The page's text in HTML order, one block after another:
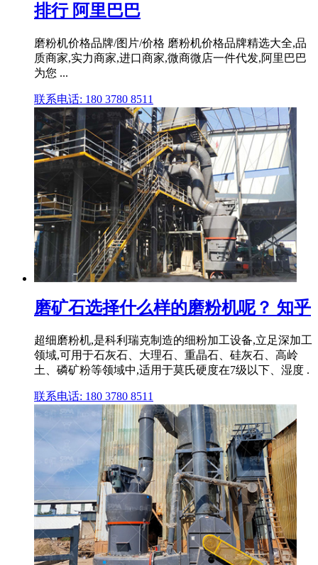
排行 阿里巴巴
磨粉机价格品牌/图片/价格 磨粉机价格品牌精选大全,品
质商家,实力商家,进口商家,微商微店一件代发,阿里巴巴
为您 ...
联系电话: 180 3780 8511
磨矿石选择什么样的磨粉机呢？ 知乎
超细磨粉机,是科利瑞克制造的细粉加工设备,立足深加工
领域,可用于石灰石、大理石、重晶石、硅灰石、高岭
土、磷矿粉等领域中,适用于莫氏硬度在7级以下、湿度 .
联系电话: 180 3780 8511